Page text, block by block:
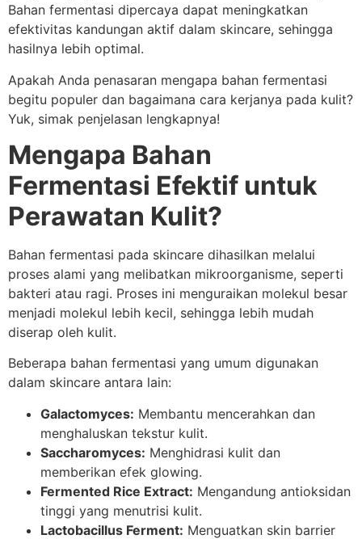
Bahan fermentasi dipercaya dapat meningkatkan
efektivitas kandungan aktif dalam skincare, sehingga
hasilnya lebih optimal.
Apakah Anda penasaran mengapa bahan fermentasi
begitu populer dan bagaimana cara kerjanya pada kulit?
Yuk, simak penjelasan lengkapnya!
Mengapa Bahan
Fermentasi Efektif untuk
Perawatan Kulit?
Bahan fermentasi pada skincare dihasilkan melalui
proses alami yang melibatkan mikroorganisme, seperti
bakteri atau ragi. Proses ini menguraikan molekul besar
menjadi molekul lebih kecil, sehingga lebih mudah
diserap oleh kulit.
Beberapa bahan fermentasi yang umum digunakan
dalam skincare antara lain:
Galactomyces: Membantu mencerahkan dan
menghaluskan tekstur kulit.
Saccharomyces: Menghidrasi kulit dan
memberikan efek glowing.
Fermented Rice Extract: Mengandung antioksidan
tinggi yang menutrisi kulit.
Lactobacillus Ferment: Menguatkan skin barrier